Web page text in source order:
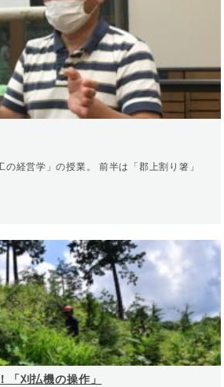
経営学」の授業。 前半は「郡上割り箸」
「刈払機の操作」